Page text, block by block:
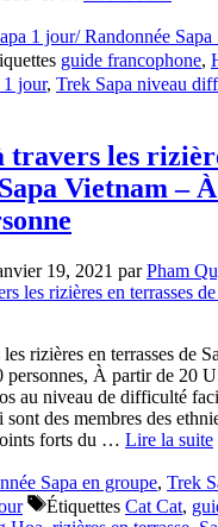
1 jour/ Randonnée Sapa
guide francophone,
1 jour, Trek Sapa niveau
travers les
Vietnam –
19, 2021 parPham
rizières en terrasses de
personnes, À partir de 20
au niveau de difficulté
des membres des
forts du … Lire la suite
Sapa en groupe, Trek
Étiquettes Cat Cat,